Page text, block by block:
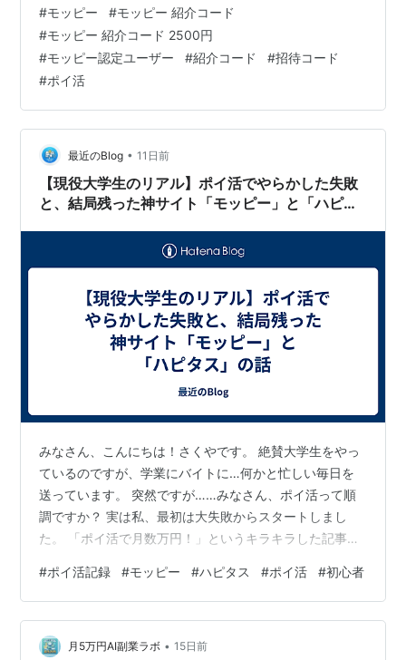
ているので参考にしてください。 今すぐ登録する場合は
こちら ＼ここから登録で最大2,500円分ゲット／ かんた
ん1分！無料ではじめる ▼アプリからの登録はこちら モ
ッピー公式 -ポイ活アプリ 開発元:Ceres Inc. 無料
posted withアプリーチ アプリ用紹介コー…
#モッピー #モッピー 紹介コード
#モッピー 紹介コード 2500円
#モッピー認定ユーザー #紹介コード #招待コード
#ポイ活
最近のBlog • 11日前
【現役大学生のリアル】ポイ活でやらかした失敗
と、結局残った神サイト「モッピー」と「ハピタ
みなさん、こんにちは！さくやです。 絶賛大学生をやっ
ているのですが、学業にバイトに…何かと忙しい毎日を
送っています。 突然ですが……みなさん、ポイ活って順
調ですか？ 実は私、最初は大失敗からスタートしまし
た。 「ポイ活で月数万円！」というキラキラした記事に
マガジンが毎日100通くらい届いて大学の連絡メールが埋
もれる 案件の条件をちゃんと読んでいなくて、ポイント
が反映されない 課題に追われているうちに期限が切れ
て、せっかく貯めたポイントを失効させる ……という、
#ポイ活記録 #モッピー #ハピタス #ポイ活 #初心者
月5万円AI副業ラボ • 15日前